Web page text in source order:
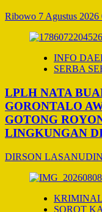
Ribowo 7 Agustus 2026
INFO
SERBA
LPLH NATA
GORONTALO
GOTONG
LINGKUNGAN
DIRSON LASANUDIN
SOROT